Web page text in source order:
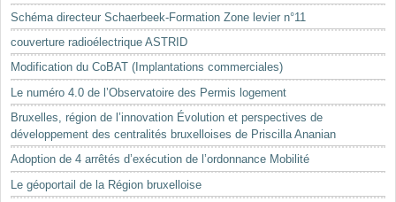
Mots-clés
Renseignements urbanistiques
Schéma directeur Schaerbeek-Formation Zone levier n°11
couverture radioélectrique ASTRID
Modification du CoBAT (Implantations commerciales)
Le numéro 4.0 de l’Observatoire des Permis logement
Bruxelles, région de l’innovation Évolution et perspectives de
développement des centralités bruxelloises de Priscilla Ananian
Adoption de 4 arrêtés d’exécution de l’ordonnance Mobilité
Le géoportail de la Région bruxelloise